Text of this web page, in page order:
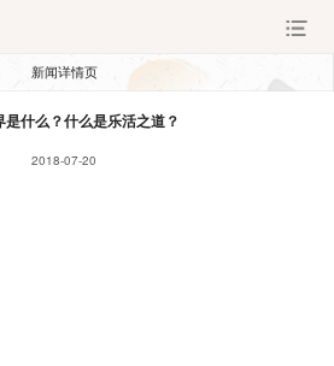
新闻详情页
是什么？什么是乐活之道？
2018-07-20